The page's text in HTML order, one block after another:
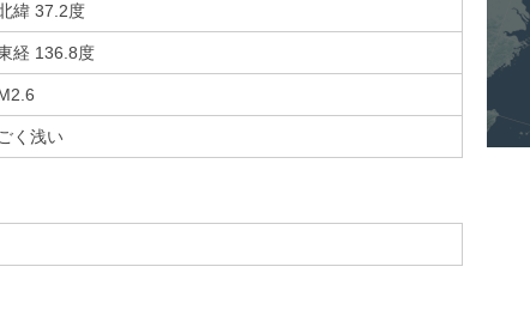
緯 37.2度
経 136.8度
ごく浅い